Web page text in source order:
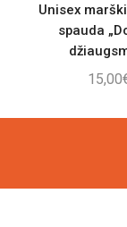
Unisex
spauda
15,00